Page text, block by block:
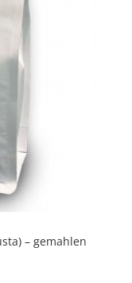
– gemahlen